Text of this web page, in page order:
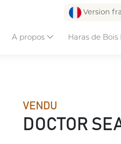
Version
A propos Haras de Bois
VENDU
DOCTOR